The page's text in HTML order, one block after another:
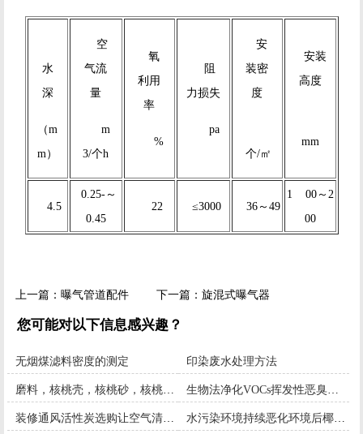
水
深
（m
m）
空
气流
量
m
3/个h
氧
利用
率
%
阻
力损失
pa
安
装密
度
个/㎡
安装
高度
mm
4.5
0.25-～
0.45
22 ≤3000 36～49
1 00～2
00
上一篇： 曝气管道配件 下一篇： 旋混式曝气器
您可能对以下信息感兴趣？
无烟煤滤料密度的测定 印染废水处理方法
磨料，核桃壳，核桃砂，核桃粉，核桃粒，喷砂 生物法净化VOCs挥发性恶臭废气
装修通风活性炭选购让空气清新起来 水污染环境持续恶化环境后椰壳活性炭的现状